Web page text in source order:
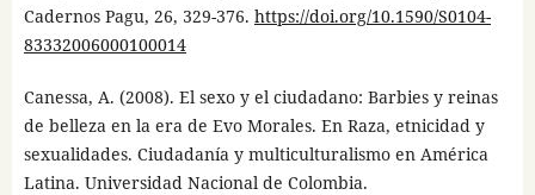
Cadernos Pagu, 26, 329-376. https://doi.org/10.1590/S0104-
83332006000100014
Canessa, A. (2008). El sexo y el ciudadano: Barbies y reinas
de belleza en la era de Evo Morales. En Raza, etnicidad y
sexualidades. Ciudadanía y multiculturalismo en América
Latina. Universidad Nacional de Colombia.